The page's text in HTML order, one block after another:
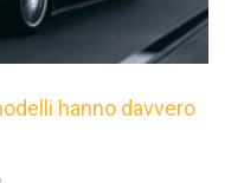
hanno davvero